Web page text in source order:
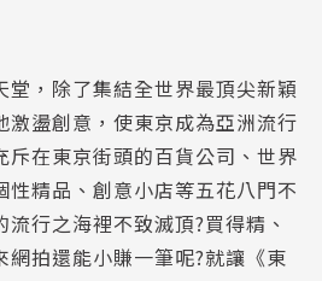
堂，除了集結全世界最頂尖新穎
激盪創意，使東京成為亞洲流行
斥在東京街頭的百貨公司、世界
性精品、創意小店等五花八門不
行之海裡不致滅頂?買得精、
網拍還能小賺一筆呢?就讓《東